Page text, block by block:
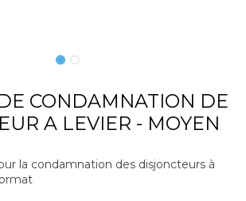
CONDAMNATION DE
A LEVIER - MOYEN
la condamnation des disjoncteurs à